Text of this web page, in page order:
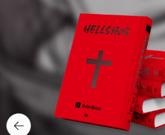
뒤로가
기